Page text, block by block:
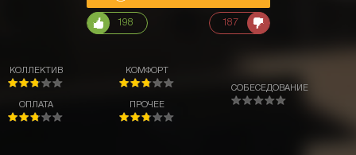
198 187
КОЛЛЕКТИВ
ОПЛАТА
КОМФОРТ
ПРОЧЕЕ
СОБЕСЕДОВАНИЕ